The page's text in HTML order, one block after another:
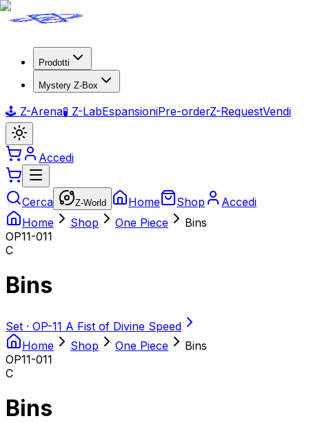
Prodotti
Mystery Z-Box
🕹️ Z-Arena🧪 Z-LabEspansioniPre-orderZ-RequestVendi
Accedi
Cerca Z-World Home Shop
Accedi
Home
Shop One Piece
Bins
OP11-011
C
Bins
Set · OP-11 A Fist of Divine Speed
Home
Shop One Piece
Bins
OP11-011
C
Bins